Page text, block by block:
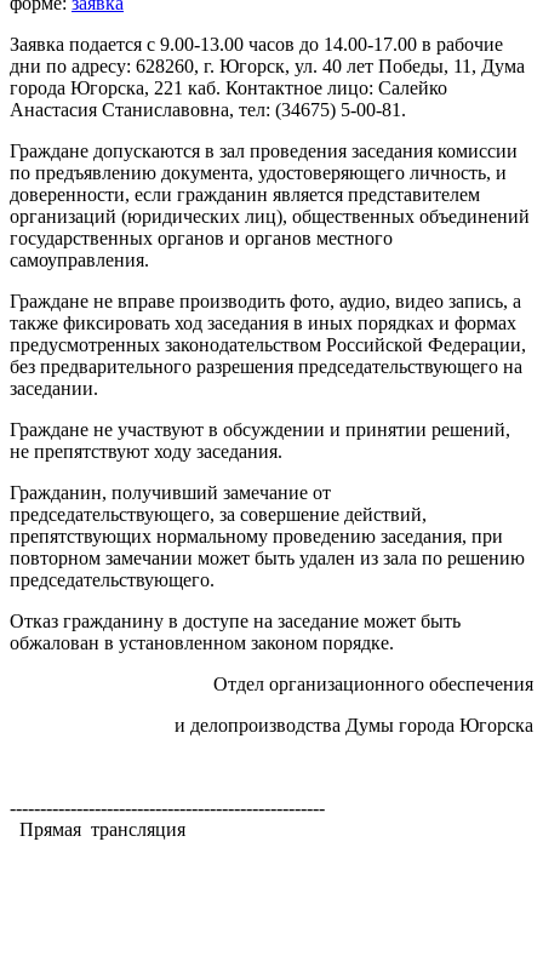
Заявка подается с 9.00-13.00 часов до 14.00-17.00 в рабочие
дни по адресу: 628260, г. Югорск, ул. 40 лет Победы, 11, Дума
города Югорска, 221 каб. Контактное лицо: Салейко
Анастасия Станиславовна, тел: (34675) 5-00-81.
Граждане допускаются в зал проведения заседания комиссии
по предъявлению документа, удостоверяющего личность, и
доверенности, если гражданин является представителем
организаций (юридических лиц), общественных объединений
государственных органов и органов местного
самоуправления.
Граждане не вправе производить фото, аудио, видео запись, а
также фиксировать ход заседания в иных порядках и формах
предусмотренных законодательством Российской Федерации,
без предварительного разрешения председательствующего на
заседании.
Граждане не участвуют в обсуждении и принятии решений,
не препятствуют ходу заседания.
Гражданин, получивший замечание от
председательствующего, за совершение действий,
препятствующих нормальному проведению заседания, при
повторном замечании может быть удален из зала по решению
председательствующего.
Отказ гражданину в доступе на заседание может быть
обжалован в установленном законом порядке.
Отдел организационного обеспечения
и делопроизводства Думы города Югорска
----------------------------------------------------
Прямая трансляция